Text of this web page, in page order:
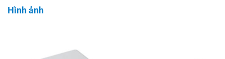
Hình ảnh